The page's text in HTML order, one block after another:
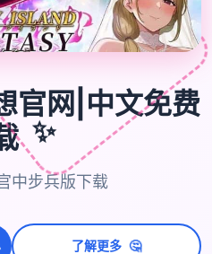
官网|中文免费
✨
中步兵版下载
了解更多 🤔